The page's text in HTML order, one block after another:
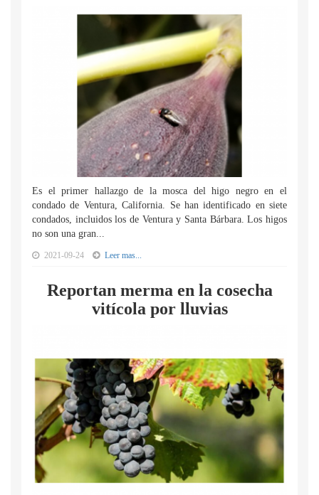
Es el primer hallazgo de la mosca del higo negro en el
condado de Ventura, California. Se han identificado en siete
condados, incluidos los de Ventura y Santa Bárbara. Los higos
no son una gran...
2021-09-24 Leer mas...
Reportan merma en la cosecha
vitícola por lluvias